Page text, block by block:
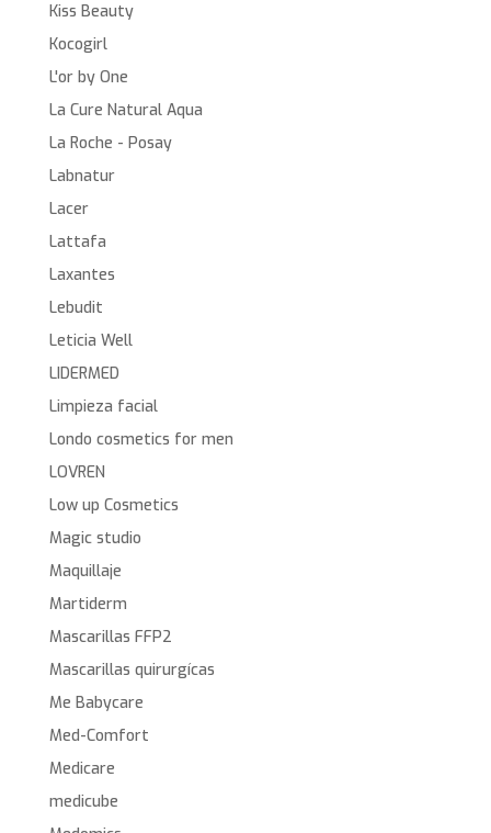
Kiss Beauty
Kocogirl
L'or by One
La Cure Natural Aqua
La Roche - Posay
Labnatur
Lacer
Lattafa
Laxantes
Lebudit
Leticia Well
LIDERMED
Limpieza facial
Londo cosmetics for men
LOVREN
Low up Cosmetics
Magic studio
Maquillaje
Martiderm
Mascarillas FFP2
Mascarillas quirurgícas
Me Babycare
Med-Comfort
Medicare
medicube